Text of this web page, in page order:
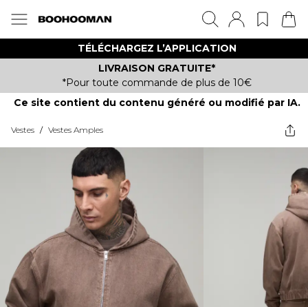
TÉLÉCHARGEZ L’APPLICATION
LIVRAISON GRATUITE*
*Pour toute commande de plus de 10€
Ce site contient du contenu généré ou modifié par IA.
Vestes / Vestes Amples